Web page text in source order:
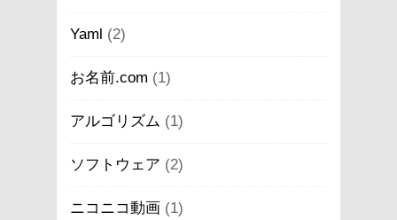
Yaml (2)
お名前.com (1)
アルゴリズム (1)
ソフトウェア (2)
ニコニコ動画 (1)